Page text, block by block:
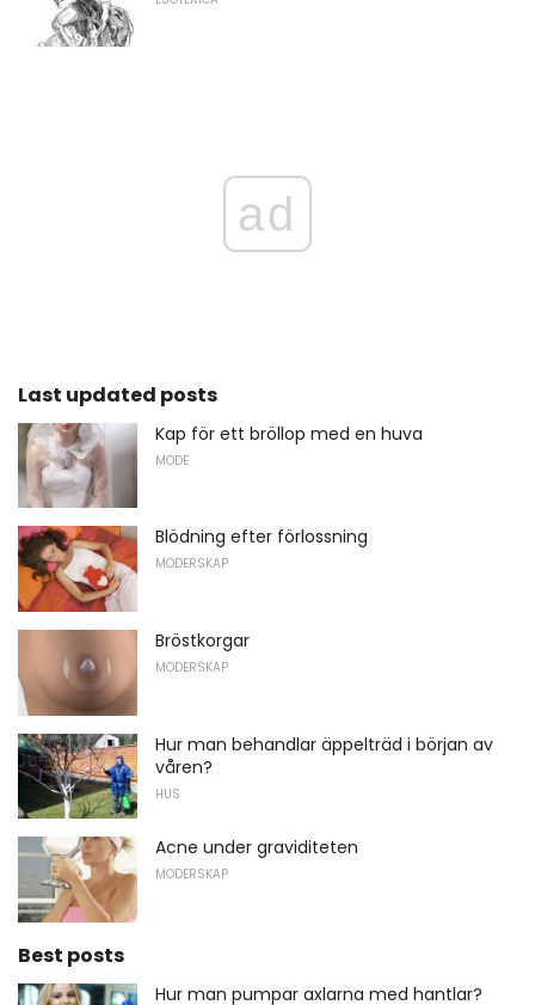
ad
Last updated posts
Kap för ett bröllop med en huva
MODE
Blödning efter förlossning
MODERSKAP
Bröstkorgar
MODERSKAP
Hur man behandlar äppelträd i början av
våren?
HUS
Acne under graviditeten
MODERSKAP
Best posts
Hur man pumpar axlarna med hantlar?